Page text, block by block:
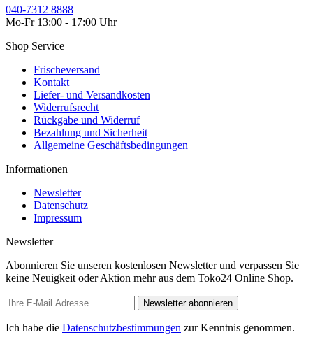
040-7312 8888
Mo-Fr 13:00 - 17:00 Uhr
Shop Service
Frischeversand
Kontakt
Liefer- und Versandkosten
Widerrufsrecht
Rückgabe und Widerruf
Bezahlung und Sicherheit
Allgemeine Geschäftsbedingungen
Informationen
Newsletter
Datenschutz
Impressum
Newsletter
Abonnieren Sie unseren kostenlosen Newsletter und verpassen Sie
keine Neuigkeit oder Aktion mehr aus dem Toko24 Online Shop.
Newsletter abonnieren
Ich habe die Datenschutzbestimmungen zur Kenntnis genommen.